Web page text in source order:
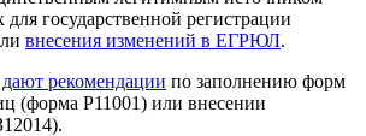
для государственной регистрации
внесения изменений в ЕГРЮЛ.
рекомендации по заполнению форм
(форма Р11001) или внесении